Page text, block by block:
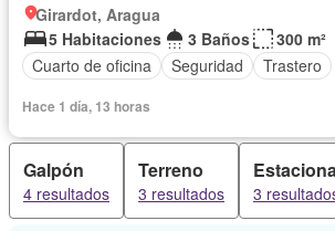
Girardot, Aragua
5 Habitaciones
3 Baños
300 m²
Cuarto de oficina
Seguridad Trastero
Hace 1 día, 13 horas
Galpón
4 resultados
Terreno
3 resultados 3